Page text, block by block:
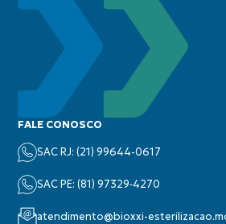
FALE CONOSCO
SAC RJ: (21) 99644-0617
SAC PE: (‪81) 97329‑4270‬
atendimento@bioxxi-